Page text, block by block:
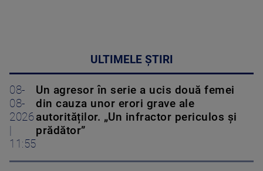
ULTIMELE ȘTIRI
08-
08-
2026
11:55
Un agresor în serie a ucis două femei
din cauza unor erori grave ale
autorităților. „Un infractor periculos și
prădător”